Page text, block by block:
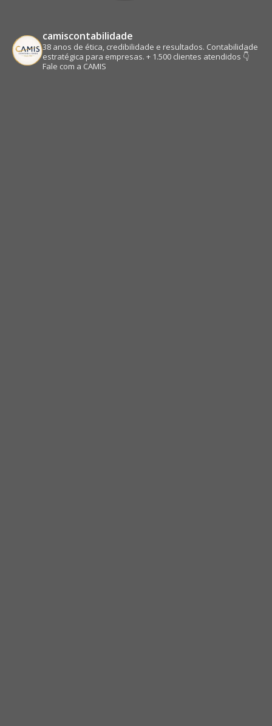
camiscontabilidade
38 anos de ética, credibilidade e resultados. Contabilidade
estratégica para empresas. + 1.500 clientes atendidos 👇
Fale com a CAMIS